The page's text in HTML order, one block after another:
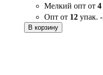
Мелкий опт от 4
Опт от 12 упак. -
В корзину